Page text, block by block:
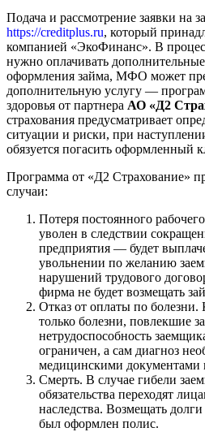
Подача и рассмотрение заявки на
https://creditplus.ru, который
компанией «ЭкоФинанс». В
нужно оплачивать
оформления займа, МФО может
дополнительную услугу —
здоровья от партнера АО «Д2
страхования предусматривает
ситуации и риски, при
обязуется погасить оформленный
Программа от «Д2 Страхование»
случаи:
Потеря постоянного
уволен в следствии
предприятия — будет
увольнении по желанию
нарушений трудового
фирма не будет возмещать
Отказ от оплаты по болезни.
только болезни, повлекшие
нетрудоспособность
ограничен, а сам диагноз
медицинскими документами
Смерть. В случае гибели
обязательства переходят
наследства. Возмещать
был оформлен полис.